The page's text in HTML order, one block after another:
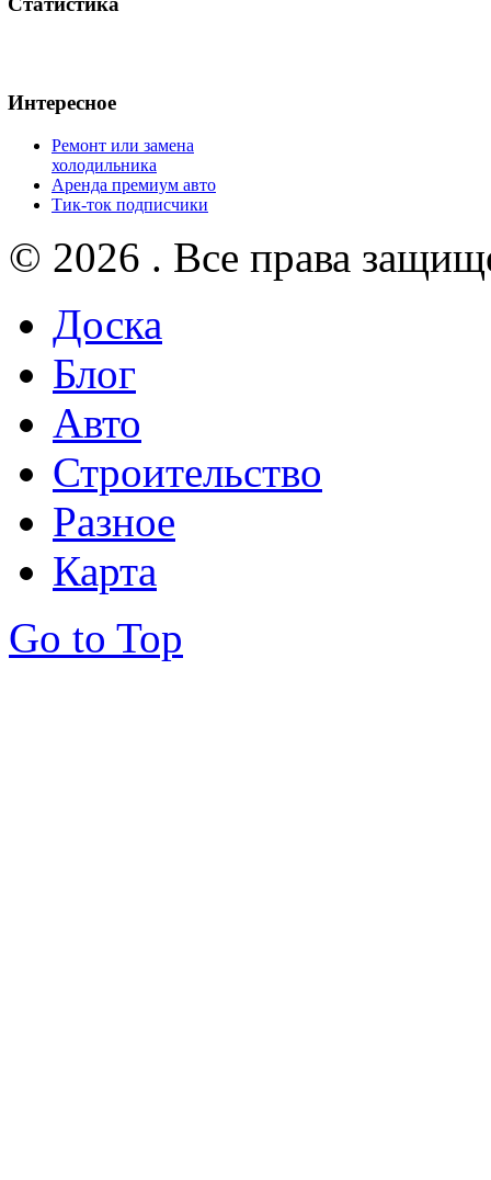
Интересное
Ремонт или замена
холодильника
Аренда премиум авто
Тик-ток подписчики
© 2026 . Все права
Доска
Блог
Авто
Строительство
Разное
Карта
Go to Top